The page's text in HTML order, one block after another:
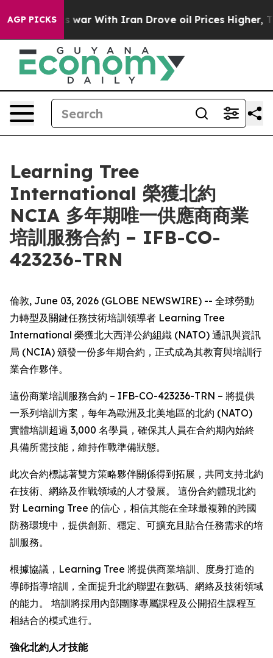
AGP PICKS
Didn’t As war With Iran Drove oil Prices Higher,
Learning Tree
International 榮獲北約
NCIA 多年期唯一供應商商業
培訓服務合約 – IFB-CO-
423236-TRN
倫敦, June 03, 2026 (GLOBE NEWSWIRE) -- 全球勞動
力轉型及關鍵任務技術培訓領導者 Learning Tree
International 榮獲北大西洋公約組織 (NATO) 通訊與資訊
局 (NCIA) 頒發一份多年期合約，正式成為其教育與培訓行
業合作夥伴。
這份商業培訓服務合約 – IFB-CO-423236-TRN – 將提供
一系列培訓方案，每年為歐洲及北美地區的北約 (NATO)
實體培訓超過 3,000 名學員，確保其人員在合約期內始終
具備所需技能，維持作戰準備狀態。
此次合約標誌著雙方策略夥伴關係得到拓展，共同支持北約
在技術、網絡及作戰領域的人才發展。 這份合約體現北約
對 Learning Tree 的信心，相信其能在全球最複雜的跨國
防務環境中，提供創新、穩定、可擴充且貼合任務需求的培
訓服務。
根據協議，Learning Tree 將提供商業培訓、度身打造的
導師指導培訓，全面提升北約聯盟在數碼、網絡及技術領域
的能力。 培訓將採用內部團隊專屬課程及公開招生課程互
相結合的模式進行。
強化北約人才技能